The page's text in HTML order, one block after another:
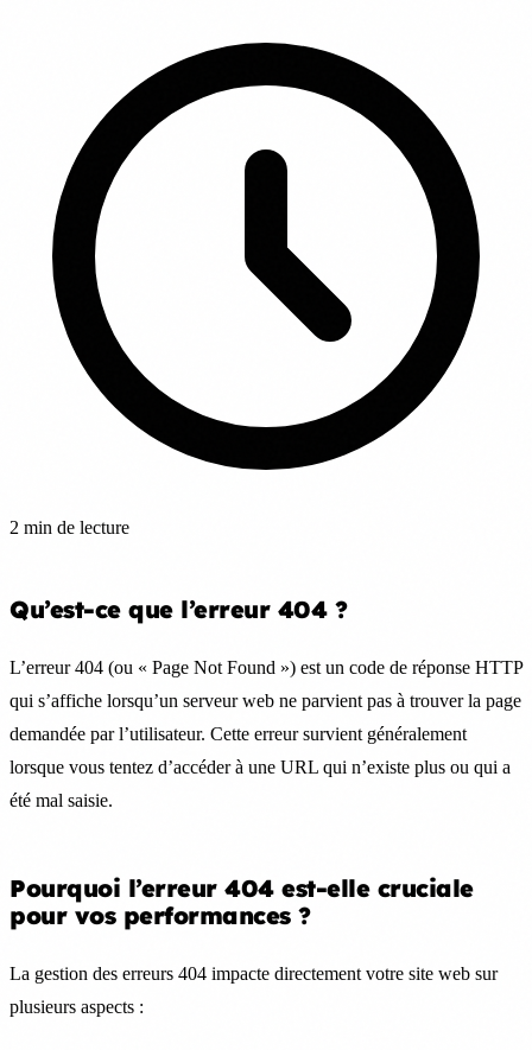
2 min de lecture
Qu’est-ce que l’erreur 404 ?
L’erreur 404 (ou « Page Not Found ») est un code de réponse HTTP
qui s’affiche lorsqu’un serveur web ne parvient pas à trouver la page
demandée par l’utilisateur. Cette erreur survient généralement
lorsque vous tentez d’accéder à une URL qui n’existe plus ou qui a
été mal saisie.
Pourquoi l’erreur 404 est-elle cruciale
pour vos performances ?
La gestion des erreurs 404 impacte directement votre site web sur
plusieurs aspects :